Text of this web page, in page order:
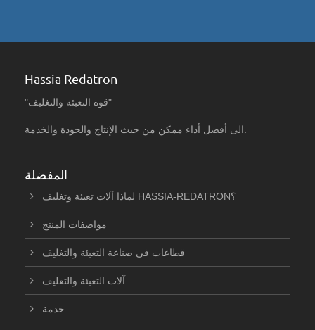
Hassia Redatron
"قوة التعبئة والتغليف"
المفضلة
مواصفات المنتج
قطاعات في صناعة التعبئة والتغليف
آلات التعبئة والتغليف
خدمة